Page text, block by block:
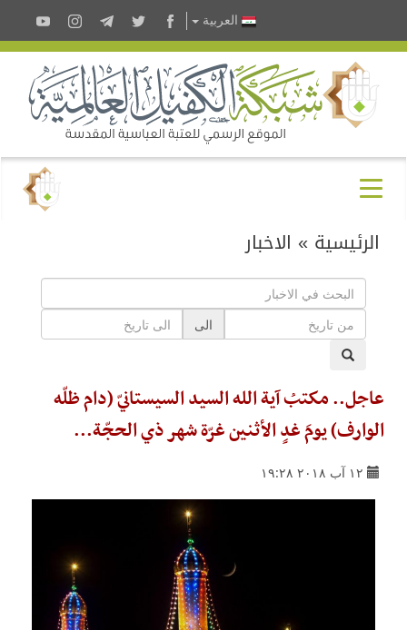
العربية
الرئيسية » الاخبار
الى
عاجل.. مكتبُ آية الله السيد السيستانيّ (دام ظلّه
الوارف) يومَ غدٍ الأثنين غرّة شهر ذي الحجّة...
١٢ آب ٢٠١٨ ١٩:٢٨